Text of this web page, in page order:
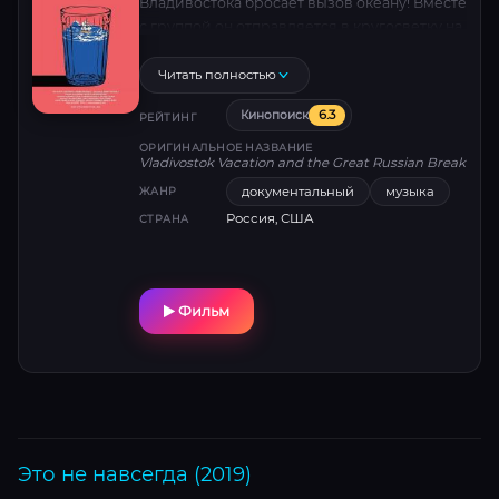
экзотических портах и личные испытания
становятся частью безумной
документальной фантасмагории.
Читать полностью
РЕЙТИНГ Кинопоиск 6.3
ОРИГИНАЛЬНОЕ НАЗВАНИЕ
Vladivostok Vacation and the Great Russian Break
ЖАНР документальный музыка
СТРАНА Россия, США
Фильм
Это не навсегда (2019)